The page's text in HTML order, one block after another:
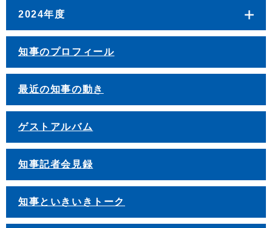
2024年度
知事のプロフィール
最近の知事の動き
ゲストアルバム
知事記者会見録
知事といきいきトーク